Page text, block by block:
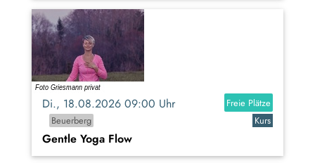
Di., 18.08.2026 09:00 Uhr
Freie Plätze
Beuerberg
Kurs
Gentle Yoga Flow